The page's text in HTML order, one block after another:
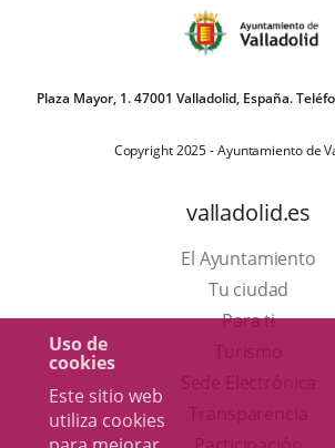
Uso de
cookies
Este sitio web
utiliza cookies
Plaza Mayor, 1. 47001 Valladolid, España.
Copyright 2025 - Ayuntamiento de
valladolid.es
El Ayuntamiento
Tu ciudad
Para ti